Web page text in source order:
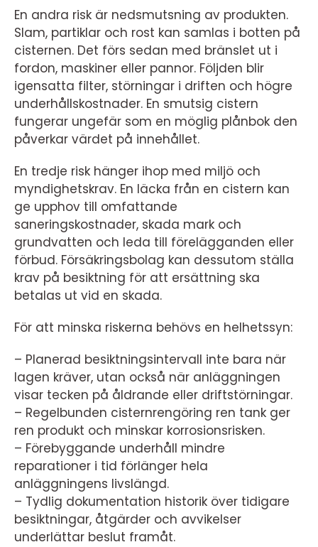
En andra risk är nedsmutsning av produkten.
Slam, partiklar och rost kan samlas i botten på
cisternen. Det förs sedan med bränslet ut i
fordon, maskiner eller pannor. Följden blir
igensatta filter, störningar i driften och högre
underhållskostnader. En smutsig cistern
fungerar ungefär som en möglig plånbok den
påverkar värdet på innehållet.
En tredje risk hänger ihop med miljö och
myndighetskrav. En läcka från en cistern kan
ge upphov till omfattande
saneringskostnader, skada mark och
grundvatten och leda till förelägganden eller
förbud. Försäkringsbolag kan dessutom ställa
krav på besiktning för att ersättning ska
betalas ut vid en skada.
För att minska riskerna behövs en helhetssyn:
– Planerad besiktningsintervall inte bara när
lagen kräver, utan också när anläggningen
visar tecken på åldrande eller driftstörningar.
– Regelbunden cisternrengöring ren tank ger
ren produkt och minskar korrosionsrisken.
– Förebyggande underhåll mindre
reparationer i tid förlänger hela
anläggningens livslängd.
– Tydlig dokumentation historik över tidigare
besiktningar, åtgärder och avvikelser
underlättar beslut framåt.